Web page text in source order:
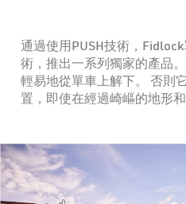
通過使用PUSH技術，
術，推出一系列獨家的產品
輕易地從單車上解下。 否則
置，即使在經過崎嶇的地形和